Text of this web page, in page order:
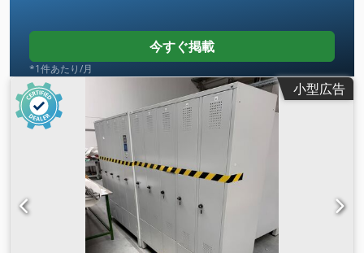
今すぐ掲載
*1件あたり/月
小型広告